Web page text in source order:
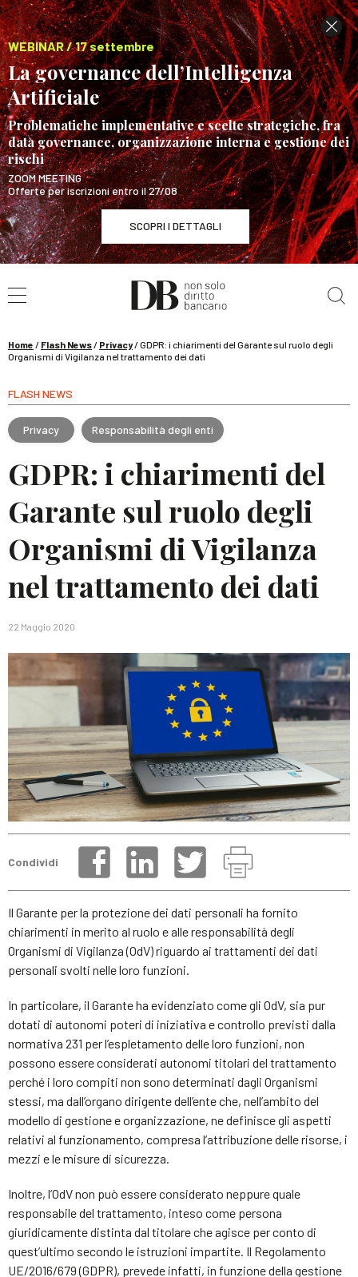
WEBINAR / 17 settembre
La governance dell’Intelligenza
Artificiale
Problematiche implementative e scelte strategiche, fra
data governance, organizzazione interna e gestione dei
rischi
ZOOM MEETING
Offerte per iscrizioni entro il 27/08
SCOPRI I DETTAGLI
WEBINAR / 17 settembre
La governance dell’Intelligenza Artificiale
Home / Flash News/ Privacy/GDPR: i chiarimenti del Garante sul ruolo degli
Organismi di Vigilanza nel trattamento dei dati
FLASH NEWS
Privacy Responsabilità degli enti
GDPR: i chiarimenti del
Garante sul ruolo degli
Organismi di Vigilanza
nel trattamento dei dati
22 Maggio 2020
Condividi
Il Garante per la protezione dei dati personali ha fornito
chiarimenti in merito al ruolo e alle responsabilità degli
Organismi di Vigilanza (OdV) riguardo ai trattamenti dei dati
personali svolti nelle loro funzioni.
In particolare, il Garante ha evidenziato come gli OdV, sia pur
dotati di autonomi poteri di iniziativa e controllo previsti dalla
normativa 231 per l’espletamento delle loro funzioni, non
possono essere considerati autonomi titolari del trattamento
perché i loro compiti non sono determinati dagli Organismi
stessi, ma dall’organo dirigente dell’ente che, nell’ambito del
modello di gestione e organizzazione, ne definisce gli aspetti
relativi al funzionamento, compresa l’attribuzione delle risorse, i
mezzi e le misure di sicurezza.
Inoltre, l’OdV non può essere considerato neppure quale
responsabile del trattamento, inteso come persona
giuridicamente distinta dal titolare che agisce per conto di
quest’ultimo secondo le istruzioni impartite. Il Regolamento
UE/2016/679 (GDPR), prevede infatti, in funzione della gestione